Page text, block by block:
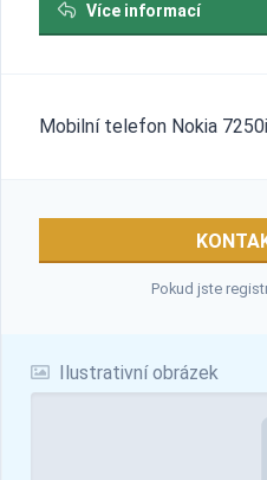
Ilustrativní obrázek
Více informací
Mobilní telefon Nokia 7250i
Pokud jste